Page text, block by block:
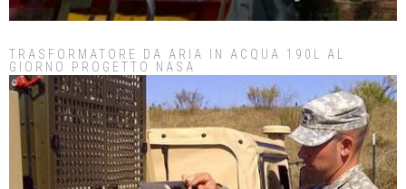
TRASFORMATORE DA ARIA IN ACQUA 190L AL
GIORNO PROGETTO NASA